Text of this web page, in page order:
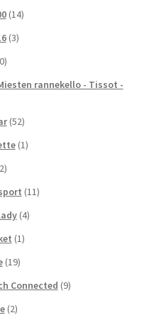
(14)
(3)
rannekello - Tissot -
(52)
(1)
(11)
(4)
(1)
(19)
Connected (9)
(2)